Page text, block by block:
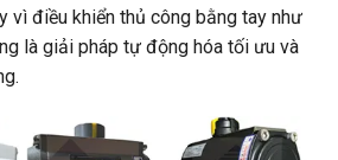
vì điều khiển thủ công bằng tay như
là giải pháp tự động hóa tối ưu và